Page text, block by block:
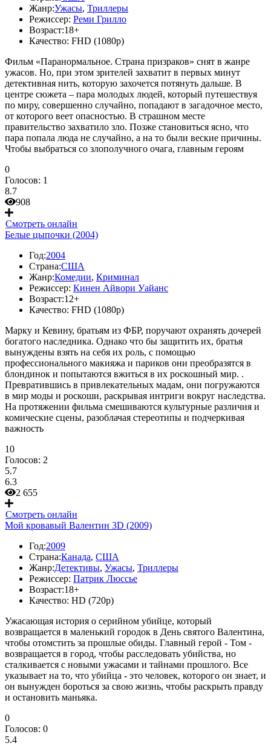
Жанр:Ужасы, Триллеры
Режиссер: Реми Грилло
Возраст:18+
Качество: FHD (1080p)
Фильм «Паранормальное. Страна призраков» снят в жанре
ужасов. Но, при этом зрителей захватит в первых минут
детективная нить, которую захочется потянуть дальше. В
центре сюжета – пара молодых людей, который путешествуя
по миру, совершенно случайно, попадают в загадочное место,
от которого веет опасностью. В страшном месте
правительство захватило зло. Позже становиться ясно, что
пара попала люда не случайно, а на то были веские причины.
Чтобы выбраться со злополучного очага, главным героям
0
Голосов: 1
8.7
908
Смотреть онлайн
Белые цыпочки (2004)
Год:2004
Страна:США
Жанр:Комедии, Криминал
Режиссер: Кинен Айвори Уайанс
Возраст:12+
Качество: FHD (1080p)
Марку и Кевину, братьям из ФБР, поручают охранять дочерей
богатого наследника. Однако что бы защитить их, братья
вынуждены взять на себя их роль, с помощью
профессионального макияжа и париков они преобразятся в
блондинок и попытаются вжиться в их роскошный мир. .
Превратившись в привлекательных мадам, они погружаются
в мир моды и роскоши, раскрывая интриги вокруг наследства.
На протяжении фильма смешиваются культурные различия и
комические сцены, разоблачая стереотипы и подчеркивая
важность
10
Голосов: 2
5.7
6.3
2 655
Смотреть онлайн
Мой кровавый Валентин 3D (2009)
Год:2009
Страна:Канада, США
Жанр:Детективы, Ужасы, Триллеры
Режиссер: Патрик Люссье
Возраст:18+
Качество: HD (720p)
Ужасающая история о серийном убийце, который
возвращается в маленький городок в День святого Валентина,
чтобы отомстить за прошлые обиды. Главный герой - Том -
возвращается в город, чтобы расследовать убийства, но
сталкивается с новыми ужасами и тайнами прошлого. Все
указывает на то, что убийца - это человек, которого он знает, и
он вынужден бороться за свою жизнь, чтобы раскрыть правду
и остановить маньяка.
0
Голосов: 0
5.4